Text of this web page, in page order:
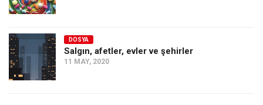
DOSYA
Salgın, afetler, evler ve şehirler
11 MAY, 2020